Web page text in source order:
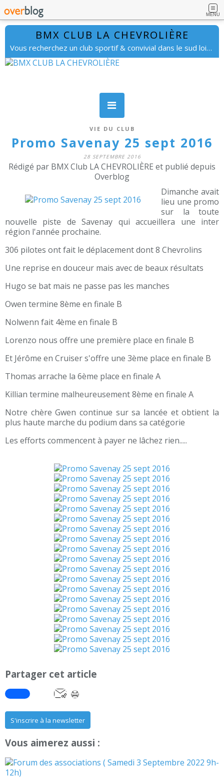
MENU
BMX CLUB LA CHEVROLIÈRE
Vous recherchez un club sportif & convivial dans le sud loire. lachevrolierebmx@gmail.com
VIE DU CLUB
Promo Savenay 25 sept 2016
28 SEPTEMBRE 2016
Rédigé par BMX Club LA CHEVROLIÈRE et publié depuis
Overblog
Dimanche avait
lieu une promo
sur la toute
nouvelle piste de Savenay qui accueillera une inter
région l'année prochaine.
306 pilotes ont fait le déplacement dont 8 Chevrolins
Une reprise en douceur mais avec de beaux résultats
Hugo se bat mais ne passe pas les manches
Owen termine 8ème en finale B
Nolwenn fait 4ème en finale B
Lorenzo nous offre une première place en finale B
Et Jérôme en Cruiser s'offre une 3ème place en finale B
Thomas arrache la 6ème place en finale A
Killian termine malheureusement 8ème en finale A
Notre chère Gwen continue sur sa lancée et obtient la
plus haute marche du podium dans sa catégorie
Les efforts commencent à payer ne lâchez rien.....
Partager cet article
S'inscrire à la newsletter
Vous aimerez aussi :